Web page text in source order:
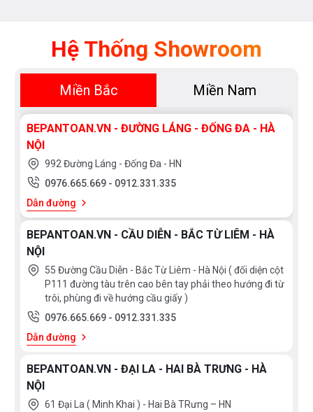
Hệ Thống Showroom
Miền Bắc Miền Nam
BEPANTOAN.VN - ĐƯỜNG LÁNG - ĐỐNG ĐA - HÀ
NỘI
992 Đường Láng - Đống Đa - HN
0976.665.669 - 0912.331.335
Dẫn đường
BEPANTOAN.VN - CẦU DIỄN - BẮC TỪ LIÊM - HÀ
NỘI
55 Đường Cầu Diễn - Bắc Từ Liêm - Hà Nội ( đối diện cột
P111 đường tàu trên cao bên tay phải theo hướng đi từ
trôi, phùng đi về hướng cầu giấy )
0976.665.669 - 0912.331.335
Dẫn đường
BEPANTOAN.VN - ĐẠI LA - HAI BÀ TRƯNG - HÀ
NỘI
61 Đại La ( Minh Khai ) - Hai Bà TRưng – HN